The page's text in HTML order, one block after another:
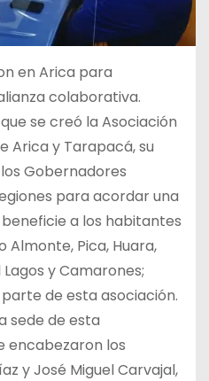
en Arica para
colaborativa.
se creó la Asociación
Arica y Tarapacá, su
Gobernadores
para acordar una
a los habitantes
Almonte, Pica, Huara,
y Camarones;
de esta asociación.
sede de esta
encabezaron los
y José Miguel Carvajal,